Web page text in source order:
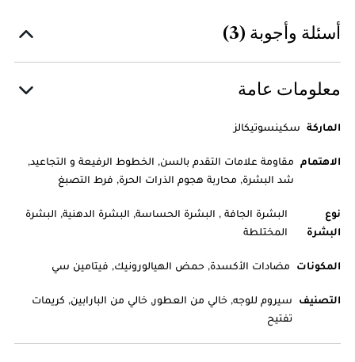
أسئلة وأجوبة (3)
معلومات عامة
الماركة سكينسوتيكالز
الاهتمام مقاومة علامات التقدم بالسن, الخطوط الرفيعة و التجاعيد,
شد البشرة, محاربة هجوم الذرات الحرة, فرط التصبغ
نوع
البشرة
البشرة الجافة , البشرة الحساسة, البشرة الدهنية, البشرة
المختلطة
المكونات مضادات الأكسدة, حمض الهيالورونيك, فيتامين سي
التصنيف سيروم للوجه, خالي من العطور, خالي من البارابين, كريمات
تفتيح